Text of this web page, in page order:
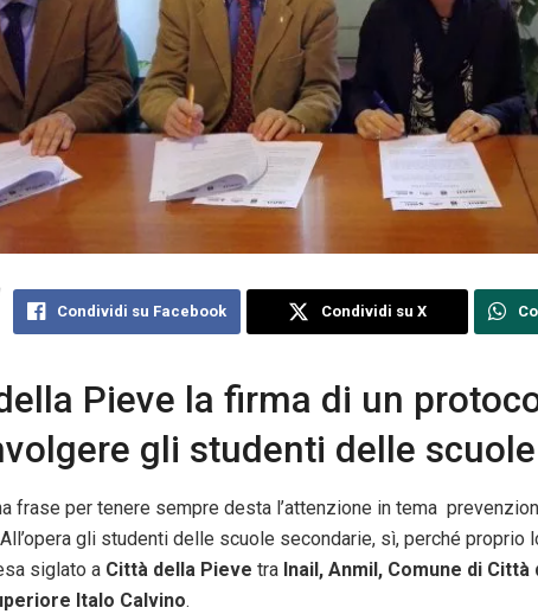
Condividi su Facebook Condividi su X
Pieve la firma di un
gli studenti delle
frase per tenere sempre desta l’attenzione in tema
gli studenti delle scuole secondarie, sì, perché proprio
siglato a Città della Pieve tra Inail, Anmil, Comune di
Italo Calvino.